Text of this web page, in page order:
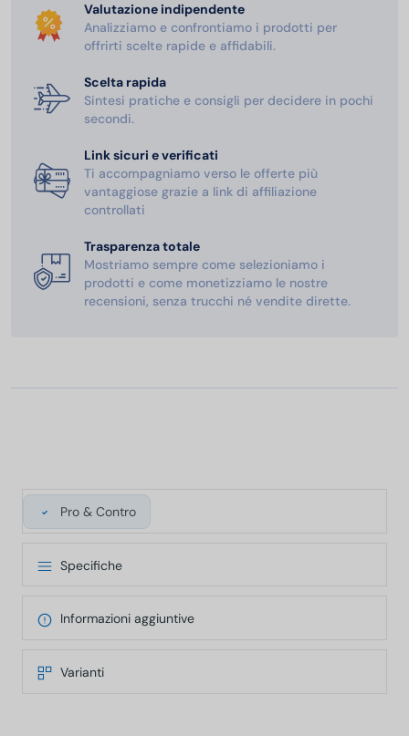
Valutazione indipendente
Analizziamo e confrontiamo i prodotti per
offrirti scelte rapide e affidabili.
Scelta rapida
Sintesi pratiche e consigli per decidere in pochi
secondi.
Link sicuri e verificati
Ti accompagniamo verso le offerte più
vantaggiose grazie a link di affiliazione
controllati
Trasparenza totale
Mostriamo sempre come selezioniamo i
prodotti e come monetizziamo le nostre
recensioni, senza trucchi né vendite dirette.
Pro & Contro
Specifiche
Informazioni aggiuntive
Varianti